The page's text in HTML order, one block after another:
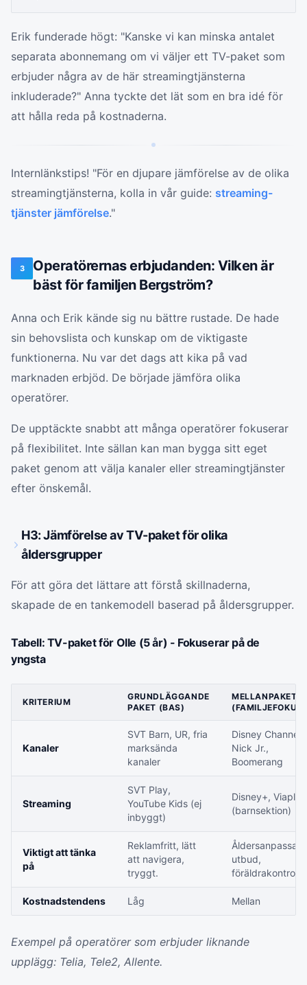
Erik funderade högt: "Kanske vi kan minska antalet
separata abonnemang om vi väljer ett TV-paket som
erbjuder några av de här streamingtjänsterna
inkluderade?" Anna tyckte det lät som en bra idé för
att hålla reda på kostnaderna.
Internlänkstips! "För en djupare jämförelse av de olika
streamingtjänsterna, kolla in vår guide: streaming-
tjänster jämförelse."
3
Operatörernas erbjudanden: Vilken är
bäst för familjen Bergström?
Anna och Erik kände sig nu bättre rustade. De hade
sin behovslista och kunskap om de viktigaste
funktionerna. Nu var det dags att kika på vad
marknaden erbjöd. De började jämföra olika
operatörer.
De upptäckte snabbt att många operatörer fokuserar
på flexibilitet. Inte sällan kan man bygga sitt eget
paket genom att välja kanaler eller streamingtjänster
efter önskemål.
H3: Jämförelse av TV-paket för olika
åldersgrupper
För att göra det lättare att förstå skillnaderna,
skapade de en tankemodell baserad på åldersgrupper.
Tabell: TV-paket för Olle (5 år) - Fokuserar på de
yngsta
KRITERIUM
GRUNDLÄGGANDE
PAKET (BAS)
MELLANPAKET
(FAMILJEFOKUS)
Kanaler
SVT Barn, UR, fria
marksända
kanaler
Disney Channel,
Nick Jr.,
Boomerang
Streaming
SVT Play,
YouTube Kids (ej
inbyggt)
Disney+, Viaplay
(barnsektion)
Viktigt att tänka
på
Reklamfritt, lätt
att navigera,
tryggt.
Åldersanpassat
utbud,
föräldrakontroll.
Kostnadstendens Låg Mellan
Exempel på operatörer som erbjuder liknande
upplägg: Telia, Tele2, Allente.